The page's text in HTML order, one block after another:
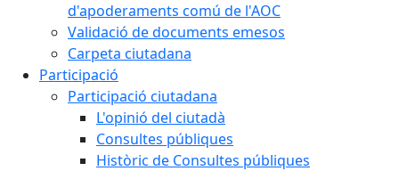
d'apoderaments comú de l'AOC
Validació de documents emesos
Carpeta ciutadana
Participació
Participació ciutadana
L'opinió del ciutadà
Consultes públiques
Històric de Consultes públiques